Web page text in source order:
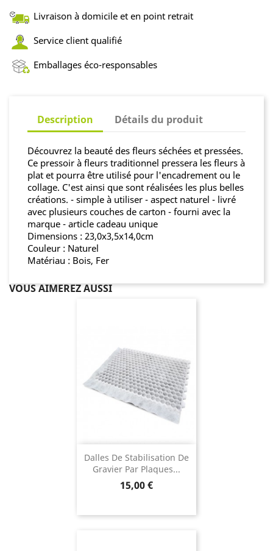
Livraison à domicile et en point retrait
Service client qualifié
Emballages éco-responsables
Description Détails du produit
Découvrez la beauté des fleurs séchées et pressées.
Ce pressoir à fleurs traditionnel pressera les fleurs à
plat et pourra être utilisé pour l'encadrement ou le
collage. C'est ainsi que sont réalisées les plus belles
créations. - simple à utiliser - aspect naturel - livré
avec plusieurs couches de carton - fourni avec la
marque - article cadeau unique
Dimensions : 23,0x3,5x14,0cm
Couleur : Naturel
Matériau : Bois, Fer
VOUS AIMEREZ AUSSI
Dalles De Stabilisation De
Gravier Par Plaques...
Prix
15,00 €